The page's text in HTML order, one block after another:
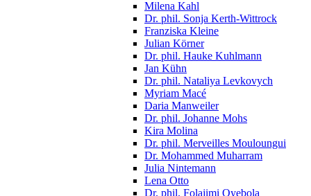
Milena Kahl
Dr. phil. Sonja Kerth-Wittrock
Franziska Kleine
Julian Körner
Dr. phil. Hauke Kuhlmann
Jan Kühn
Dr. phil. Nataliya Levkovych
Myriam Macé
Daria Manweiler
Dr. phil. Johanne Mohs
Kira Molina
Dr. phil. Merveilles Mouloungui
Dr. Mohammed Muharram
Julia Nintemann
Lena Otto
Dr. phil. Folajimi Oyebola